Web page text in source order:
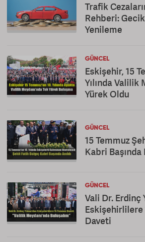
Trafik
Rehberi:
Yenileme
GÜNCEL
Eskişehir, 15
Yılında Valilik
Yürek Oldu
GÜNCEL
15 Temmuz
Kabri Başında
GÜNCEL
Vali Dr. Erdinç
Eskişehirlilere
Daveti